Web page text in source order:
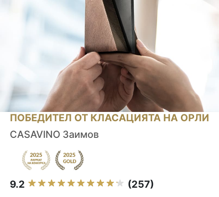
ПОБЕДИТЕЛ ОТ КЛАСАЦИЯТА НА ОРЛИ
CASAVINO Заимов
9.2 (257)